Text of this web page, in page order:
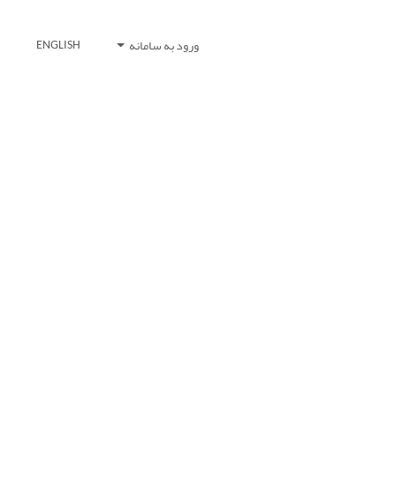
ورود به سامانه ENGLISH